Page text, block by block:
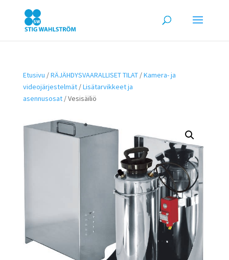
Etusivu /RÄJÄHDYSVAARALLISET TILAT/Kamera- ja
videojärjestelmät/Lisätarvikkeet ja
asennusosat/ Vesisäiliö